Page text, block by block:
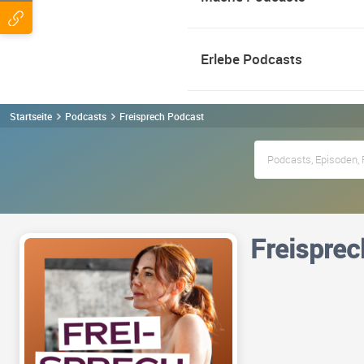
Erlebe Podcasts
Startseite Podcasts Freisprech Podcast